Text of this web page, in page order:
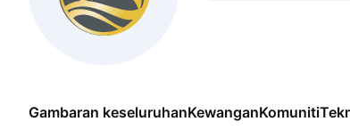
Gambaran keseluruhanKewanganKomuniti